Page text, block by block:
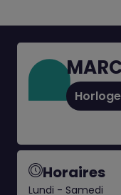
Horaires
Lundi - Samedi